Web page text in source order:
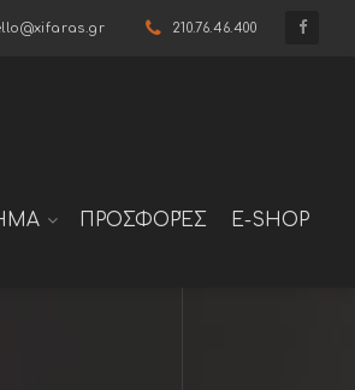
210.76.46.400
ΠΡΟΣΦΟΡΈΣ E-SHOP